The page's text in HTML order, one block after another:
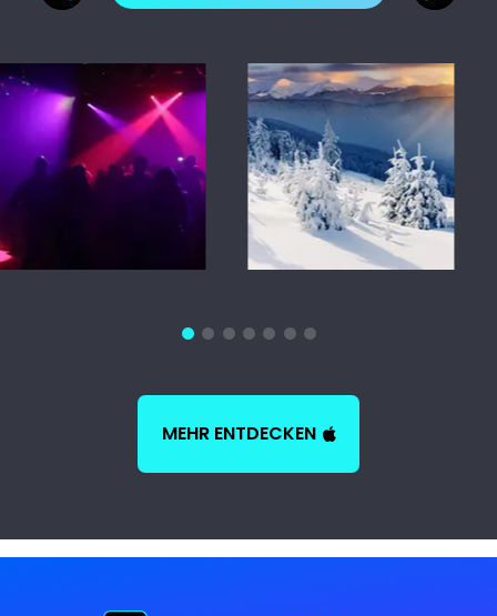
MEHR ENTDECKEN